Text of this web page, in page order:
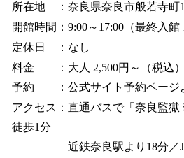
所在地 ：奈良県奈良市般若寺町
開館時間：9:00～17:00（最終入館
定休日 ：なし
料金 ：大人 2,500円～（税込）
予約 ：公式サイト予約ページ
アクセス：直通バスで「奈良監
徒歩1分
近鉄奈良駅より18分／JR